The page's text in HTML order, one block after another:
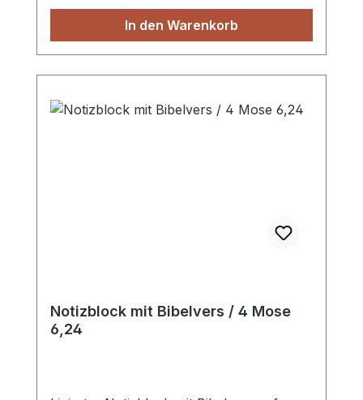
In den Warenkorb
Notizblock mit Bibelvers / 4 Mose
6,24